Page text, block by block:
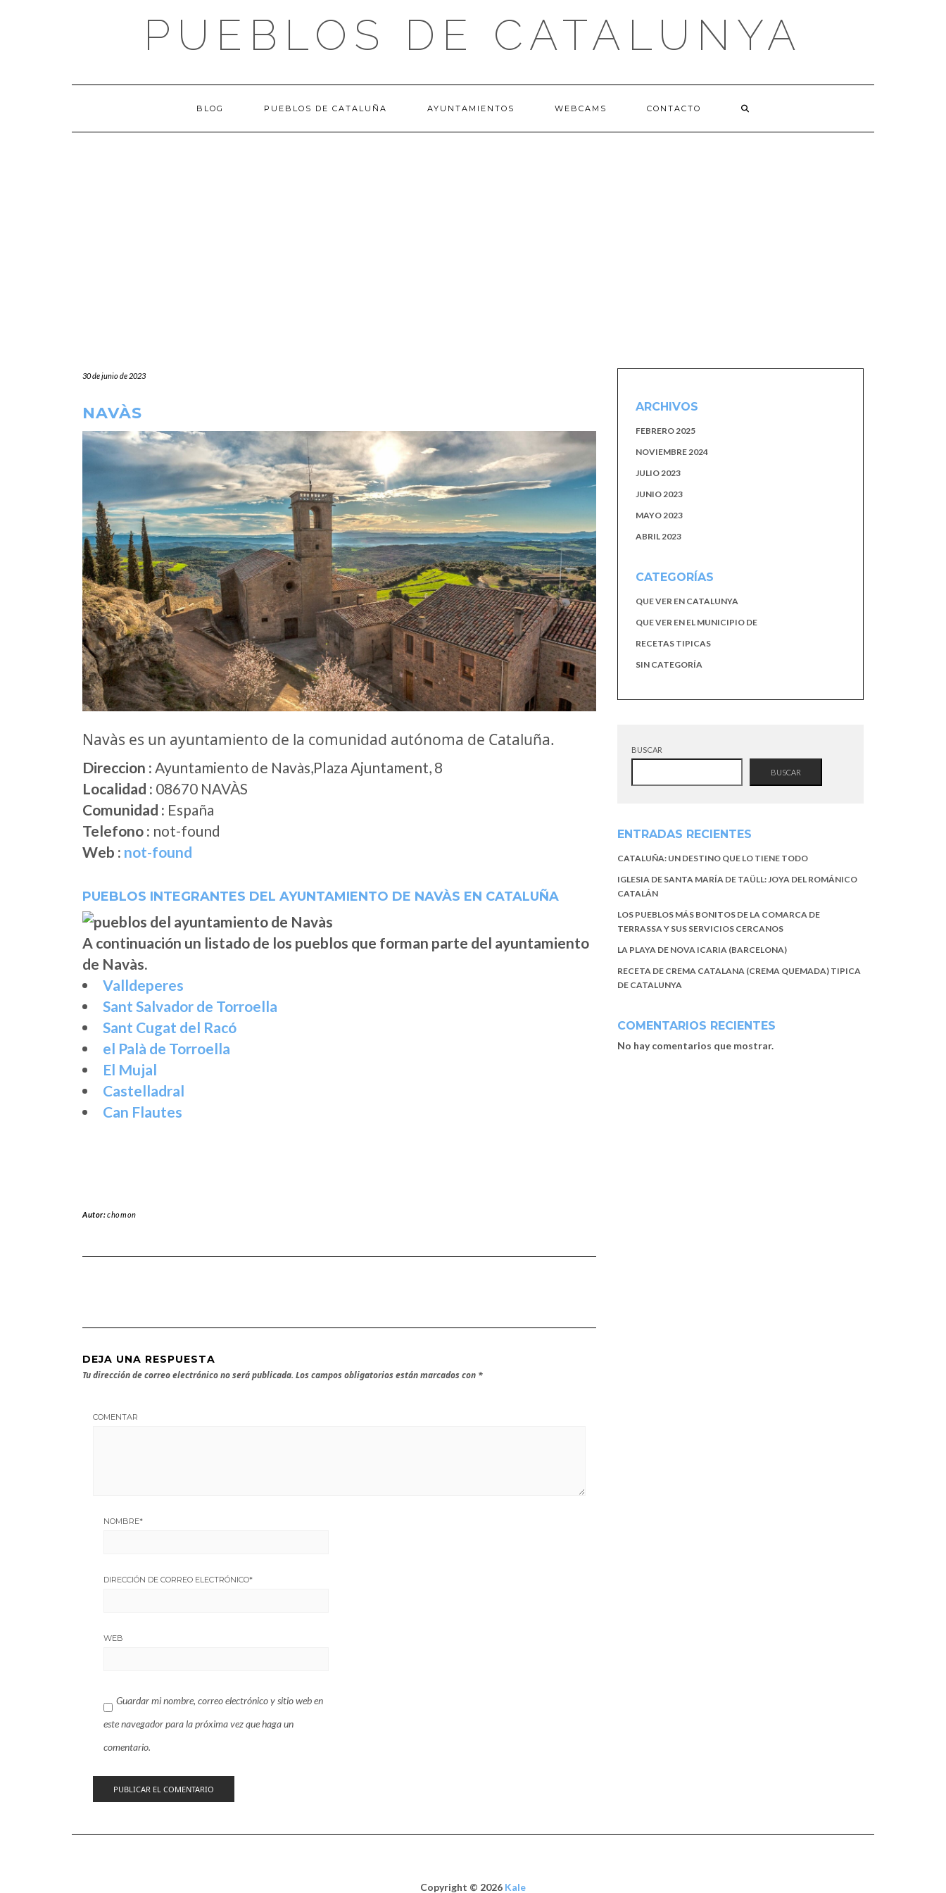
PUEBLOS DE CATALUNYA
BLOG PUEBLOS DE CATALUÑA AYUNTAMIENTOS WEBCAMS CONTACTO
30 de junio de 2023
NAVÀS
Navàs es un ayuntamiento de la comunidad autónoma de Cataluña.
Direccion : Ayuntamiento de Navàs,Plaza Ajuntament, 8
Localidad : 08670 NAVÀS
Comunidad : España
Telefono : not-found
Web : not-found
PUEBLOS INTEGRANTES DEL AYUNTAMIENTO DE NAVÀS EN CATALUÑA
A continuación un listado de los pueblos que forman parte del ayuntamiento
de Navàs.
Valldeperes
Sant Salvador de Torroella
Sant Cugat del Racó
el Palà de Torroella
El Mujal
Castelladral
Can Flautes
Autor:chomon
DEJA UNA RESPUESTA
Tu dirección de correo electrónico no será publicada. Los campos obligatorios están marcados con *
COMENTAR
NOMBRE*
DIRECCIÓN DE CORREO ELECTRÓNICO*
WEB
Guardar mi nombre, correo electrónico y sitio web en
este navegador para la próxima vez que haga un
comentario.
ARCHIVOS
FEBRERO 2025
NOVIEMBRE 2024
JULIO 2023
JUNIO 2023
MAYO 2023
ABRIL 2023
CATEGORÍAS
QUE VER EN CATALUNYA
QUE VER EN EL MUNICIPIO DE
RECETAS TIPICAS
SIN CATEGORÍA
BUSCAR
BUSCAR
ENTRADAS RECIENTES
CATALUÑA: UN DESTINO QUE LO TIENE TODO
IGLESIA DE SANTA MARÍA DE TAÜLL: JOYA DEL ROMÁNICO
CATALÁN
LOS PUEBLOS MÁS BONITOS DE LA COMARCA DE
TERRASSA Y SUS SERVICIOS CERCANOS
LA PLAYA DE NOVA ICARIA (BARCELONA)
RECETA DE CREMA CATALANA (CREMA QUEMADA) TIPICA
DE CATALUNYA
COMENTARIOS RECIENTES
No hay comentarios que mostrar.
Copyright © 2026 Kale